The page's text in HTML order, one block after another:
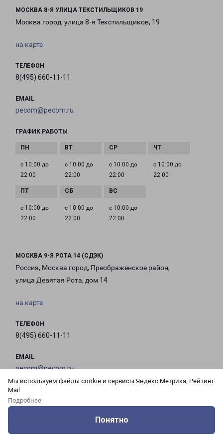
Мы используем файлы cookie и сервисы Яндекс.Метрика, Рейтинг
Mail
Подробнее
Понятно
МОСКВА 8-Я УЛИЦА ТЕКСТИЛЬЩИКОВ 19
Москва город, улица 8-я Текстильщиков, 19
на карте
ТЕЛЕФОН
8(495) 660-11-11
EMAIL
pecom@pecom.ru
ГРАФИК РАБОТЫ
с 10:00 до
22:00
с 10:00 до
22:00
с 10:00 до
22:00
с 10:00 до
22:00
с 10:00 до
22:00
с 10:00 до
22:00
с 10:00 до
22:00
МОСКВА 9-Я РОТА 14 (СДЭК)
Россия, Москва город, Преображенское район,
улица Девятая Рота, дом 14
на карте
ТЕЛЕФОН
8(495) 660-11-11
EMAIL
pecom@pecom.ru
ГРАФИК РАБОТЫ
21:00
21:00
с 10:00 до
21:00
21:00